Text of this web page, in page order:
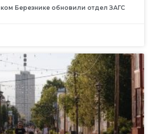
Березнике обновили отдел ЗАГС